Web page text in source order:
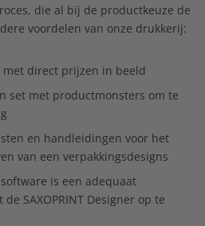
die al bij de productkeuze de
voordelen van onze drukkerij:
direct prijzen in beeld
set met productmonsters om te
en handleidingen voor het
van een verpakkingsdesigns
is een adequaat
SAXOPRINT Designer op te